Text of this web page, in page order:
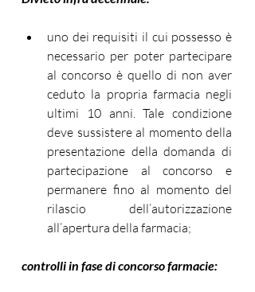
uno dei requisiti il cui possesso è
necessario per poter partecipare
al concorso è quello di non aver
ceduto la propria farmacia negli
ultimi 10 anni. Tale condizione
deve sussistere al momento della
presentazione della domanda di
partecipazione al concorso e
permanere fino al momento del
rilascio dell’autorizzazione
all’apertura della farmacia;
controlli in fase di concorso farmacie: